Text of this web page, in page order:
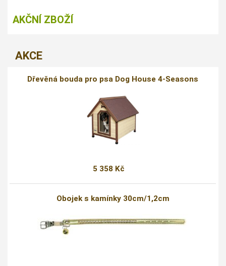
AKČNÍ ZBOŽÍ
AKCE
Dřevěná bouda pro psa Dog House 4-Seasons
5 358 Kč
Obojek s kamínky 30cm/1,2cm